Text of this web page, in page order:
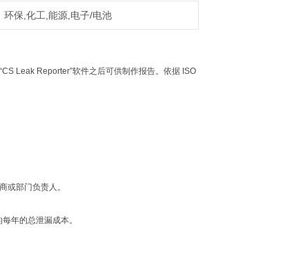
环保,化工,能源,电子/电池
Leak Reporter”软件之后可供制作报告。依据 ISO
或部门负责人。
年的总泄漏成本。